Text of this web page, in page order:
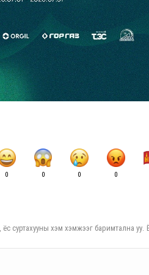
0 0 0 0
ёс суртахууны хэм хэмжээг баримтална